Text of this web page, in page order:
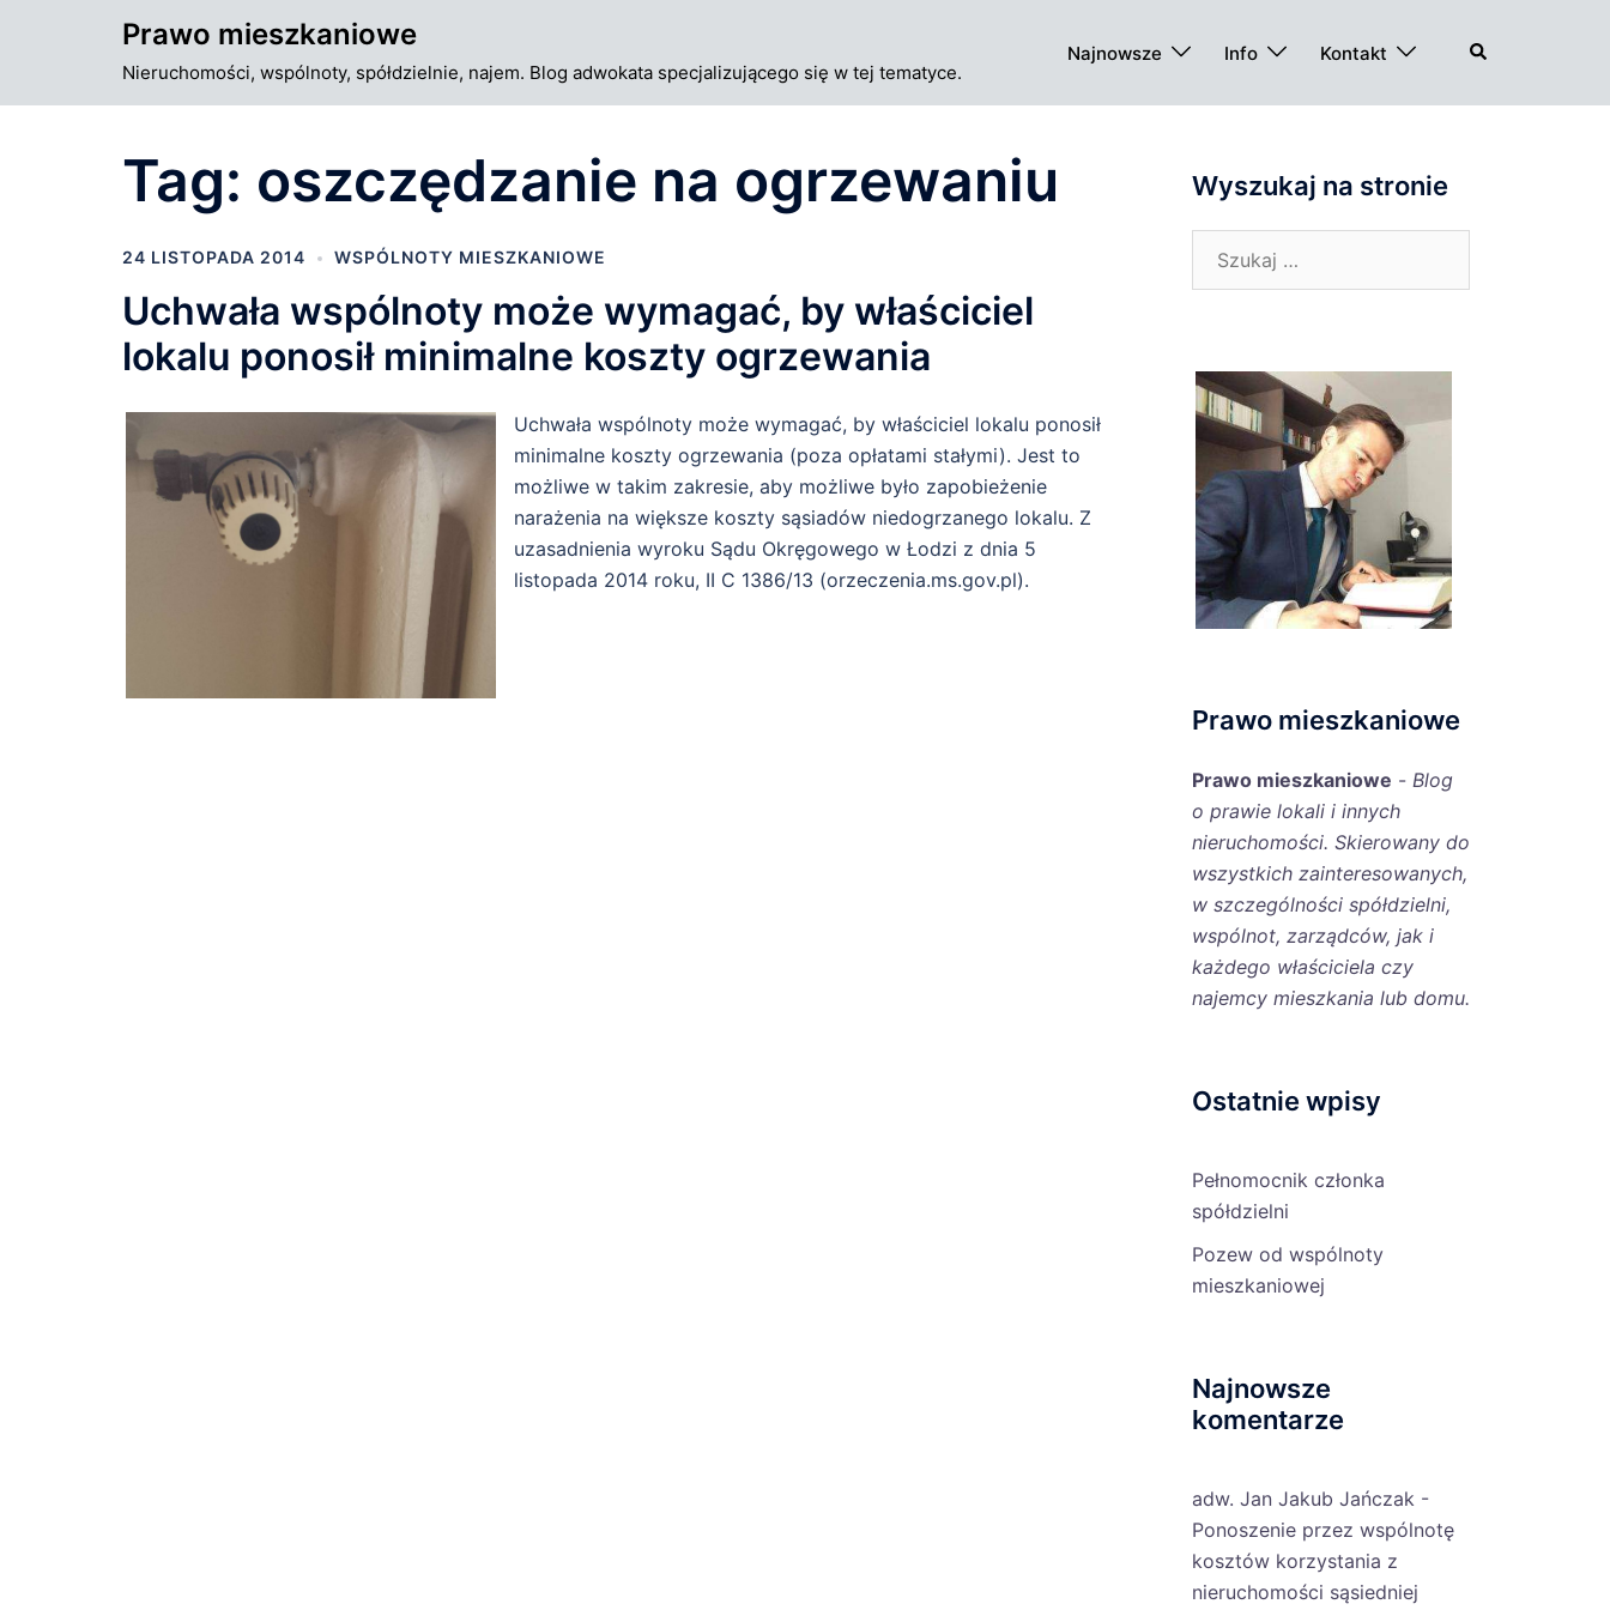
Prawo mieszkaniowe
Nieruchomości, wspólnoty, spółdzielnie, najem. Blog adwokata specjalizującego się w tej tematyce.
Najnowsze Info Kontakt Szukaj
Tag: oszczędzanie na ogrzewaniu
24 LISTOPADA 2014 WSPÓLNOTY MIESZKANIOWE
Uchwała wspólnoty może wymagać, by właściciel
lokalu ponosił minimalne koszty ogrzewania
Uchwała wspólnoty może wymagać, by właściciel lokalu ponosił
minimalne koszty ogrzewania (poza opłatami stałymi). Jest to
możliwe w takim zakresie, aby możliwe było zapobieżenie
narażenia na większe koszty sąsiadów niedogrzanego lokalu. Z
uzasadnienia wyroku Sądu Okręgowego w Łodzi z dnia 5
listopada 2014 roku, II C 1386/13 (orzeczenia.ms.gov.pl).
Wyszukaj na stronie
Prawo mieszkaniowe
Prawo mieszkaniowe - Blog
o prawie lokali i innych
nieruchomości. Skierowany do
wszystkich zainteresowanych,
w szczególności spółdzielni,
wspólnot, zarządców, jak i
każdego właściciela czy
najemcy mieszkania lub domu.
Ostatnie wpisy
Pełnomocnik członka
spółdzielni
Pozew od wspólnoty
mieszkaniowej
Najnowsze
komentarze
adw. Jan Jakub Jańczak -
Ponoszenie przez wspólnotę
kosztów korzystania z
nieruchomości sąsiedniej